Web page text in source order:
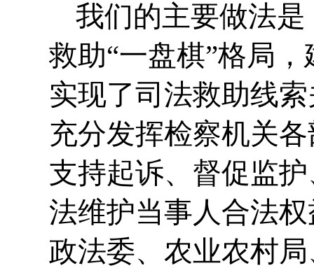
我们的主要做法
救助“一盘棋”格局
实现了司法救助线
充分发挥检察机关
支持起诉、督促监
法维护当事人合法
政法委、农业农村